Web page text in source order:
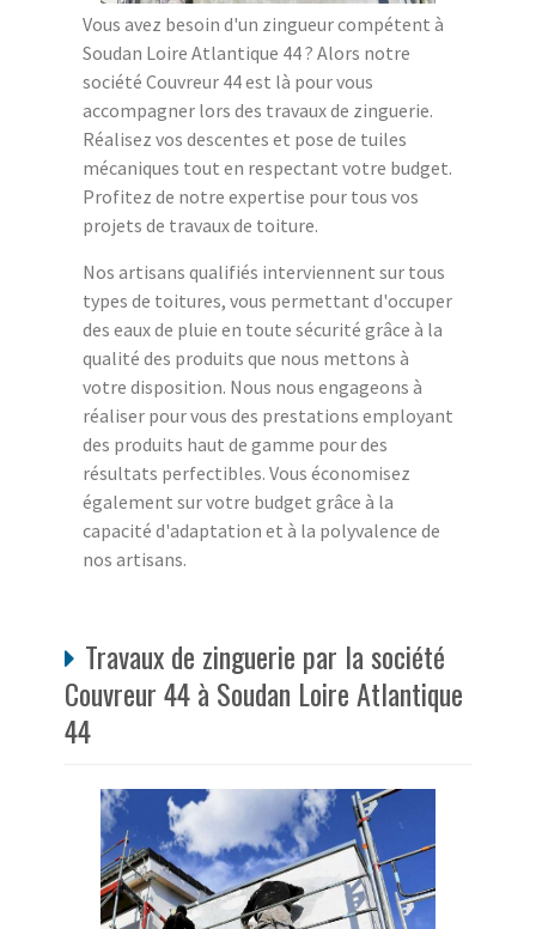
Vous avez besoin d'un zingueur compétent à
Soudan Loire Atlantique 44 ? Alors notre
société Couvreur 44 est là pour vous
accompagner lors des travaux de zinguerie.
Réalisez vos descentes et pose de tuiles
mécaniques tout en respectant votre budget.
Profitez de notre expertise pour tous vos
projets de travaux de toiture.
Nos artisans qualifiés interviennent sur tous
types de toitures, vous permettant d'occuper
des eaux de pluie en toute sécurité grâce à la
qualité des produits que nous mettons à
votre disposition. Nous nous engageons à
réaliser pour vous des prestations employant
des produits haut de gamme pour des
résultats perfectibles. Vous économisez
également sur votre budget grâce à la
capacité d'adaptation et à la polyvalence de
nos artisans.
Travaux de zinguerie par la société
Couvreur 44 à Soudan Loire Atlantique
44